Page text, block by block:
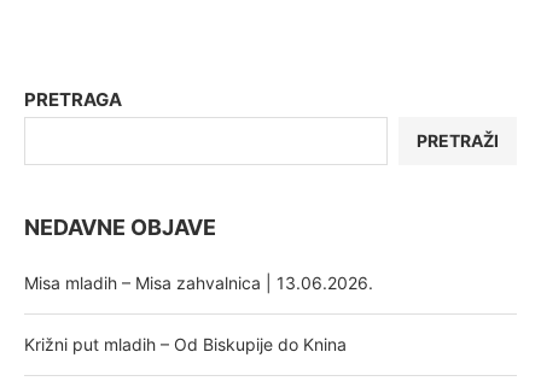
PRETRAGA
PRETRAŽI
NEDAVNE OBJAVE
Misa mladih – Misa zahvalnica | 13.06.2026.
Križni put mladih – Od Biskupije do Knina